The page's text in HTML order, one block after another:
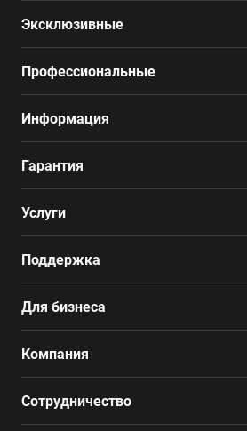
Эксклюзивные
Профессиональные
Информация
Гарантия
Услуги
Поддержка
Для бизнеса
Компания
Сотрудничество